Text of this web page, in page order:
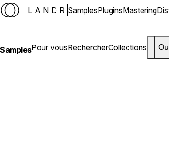
LANDR SamplesPluginsMastering
SamplesPour vousRechercherCollections